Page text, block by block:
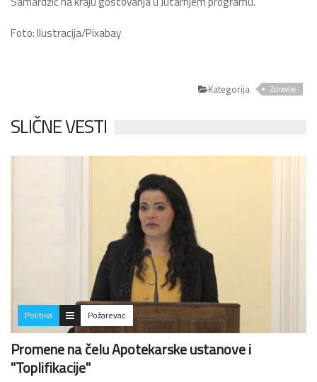
Foto: Ilustracija/Pixabay
Kategorija Zdravlje
SLIČNE VESTI
Politika Požarevac
Promene na čelu Apotekarske ustanove i
"Toplifikacije"